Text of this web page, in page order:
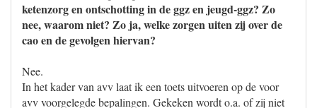
ketenzorg en ontschotting in de ggz en jeugd-ggz? Zo
nee, waarom niet? Zo ja, welke zorgen uiten zij over de
cao en de gevolgen hiervan?
Nee.
In het kader van avv laat ik een toets uitvoeren op de voor
avv voorgelegde bepalingen. Gekeken wordt o.a. of zij niet